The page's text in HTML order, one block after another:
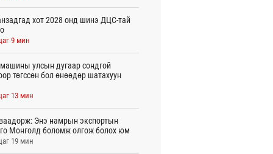
хот 2028 онд шинэ ДЦС-тай
9 мин
улсын дугаар сондгой
төгссөн бол өнөөдөр шатахуун
13 мин
Энэ намрын экспортын
Монголд боломж олгож болох юм
19 мин